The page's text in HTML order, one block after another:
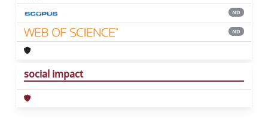
ND
ND
social impact